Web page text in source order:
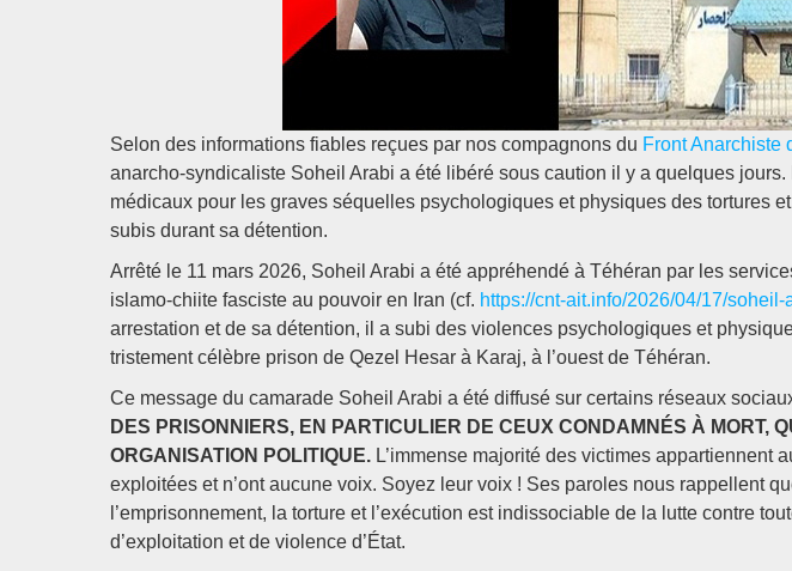
Selon des informations fiables reçues par nos compagnons du Front Anarchiste
anarcho-syndicaliste Soheil Arabi a été libéré sous caution il y a quelques
médicaux pour les graves séquelles psychologiques et physiques des tortures
subis durant sa détention.
Arrêté le 11 mars 2026, Soheil Arabi a été appréhendé à Téhéran par les
islamo-chiite fasciste au pouvoir en Iran (cf. https://cnt-ait.info/2026/04/17/soheil-
arrestation et de sa détention, il a subi des violences psychologiques et
tristement célèbre prison de Qezel Hesar à Karaj, à l’ouest de Téhéran.
Ce message du camarade Soheil Arabi a été diffusé sur certains réseaux
DES PRISONNIERS, EN PARTICULIER DE CEUX CONDAMNÉS À MORT,
ORGANISATION POLITIQUE. L’immense majorité des victimes appartiennent
exploitées et n’ont aucune voix. Soyez leur voix ! Ses paroles nous rappellent
l’emprisonnement, la torture et l’exécution est indissociable de la lutte contre
d’exploitation et de violence d’État.